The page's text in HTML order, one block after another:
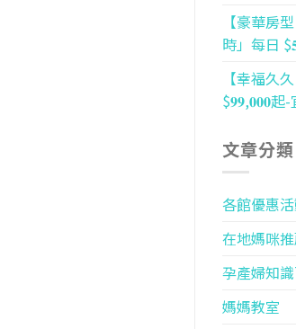
【豪華房
時」每日
【幸福久
$𝟗𝟗,𝟎𝟎𝟎起
文章分類
各館優惠
在地媽咪
孕產婦知
媽媽教室